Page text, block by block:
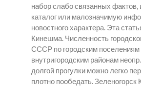
набор слабо связанных фактов,
каталог или малозначимую
новостного характера. Эта
Кинешма. Численность
СССР по городским поселениям
внутригородским районам
долгой прогулки можно легко
плотно пообедать. Зеленогорск